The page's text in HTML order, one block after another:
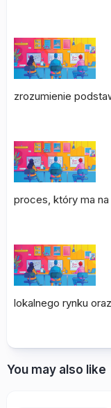
zrozumienie
proces, który ma
lokalnego rynku
You may also like